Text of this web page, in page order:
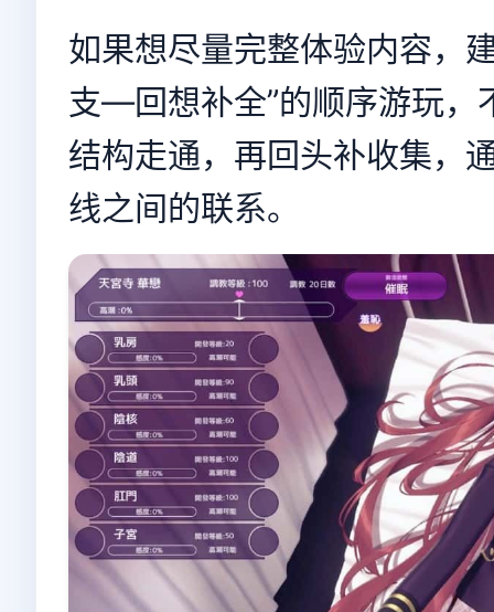
如果想尽量完整体验内容，
支—回想补全”的顺序游玩，
结构走通，再回头补收集，
线之间的联系。